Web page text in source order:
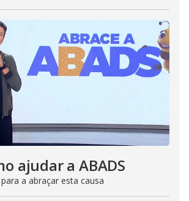
ajudar a ABADS
a abraçar esta causa